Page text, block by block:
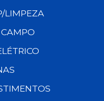
LIMPEZA